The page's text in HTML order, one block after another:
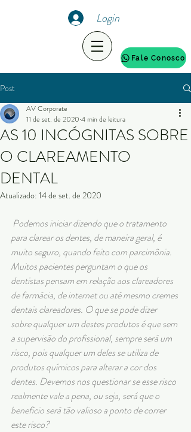
Login
Fale Conosco
Post
AS 10 INCÓGNITAS SOBRE
O CLAREAMENTO
DENTAL
AV Corporate
11 de set. de 2020 4 min de leitura
Atualizado: 14 de set. de 2020
Podemos iniciar dizendo que o tratamento
para clarear os dentes, de maneira geral, é
muito seguro, quando feito com parcimônia.
Muitos pacientes perguntam o que os
dentistas pensam em relação aos clareadores
de farmácia, de internet ou até mesmo cremes
dentais clareadores. O que se pode dizer
sobre qualquer um destes produtos é que sem
a supervisão do profissional, sempre será um
risco, pois qualquer um deles se utiliza de
produtos químicos para alterar a cor dos
dentes. Devemos nos questionar se esse risco
realmente vale a pena, ou seja, será que o
benefício será tão valioso a ponto de correr
este risco?